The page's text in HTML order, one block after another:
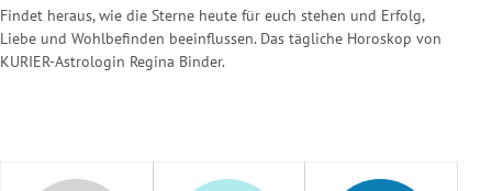
Findet heraus, wie die Sterne heute für euch stehen und Erfolg,
Liebe und Wohlbefinden beeinflussen. Das tägliche Horoskop von
KURIER-Astrologin Regina Binder.